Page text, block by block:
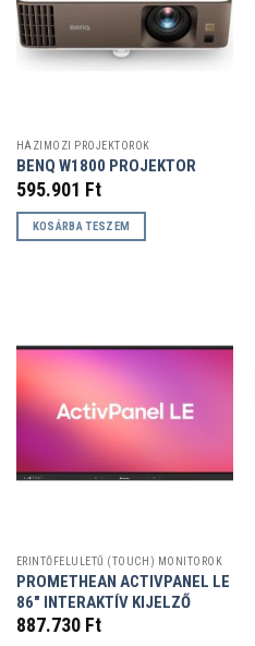
HÁZIMOZI PROJEKTOROK
BENQ W1800 PROJEKTOR
595.901 Ft
KOSÁRBA TESZEM
ÉRINTŐFELÜLETŰ (TOUCH) MONITOROK
PROMETHEAN ACTIVPANEL LE
86″ INTERAKTÍV KIJELZŐ
887.730 Ft